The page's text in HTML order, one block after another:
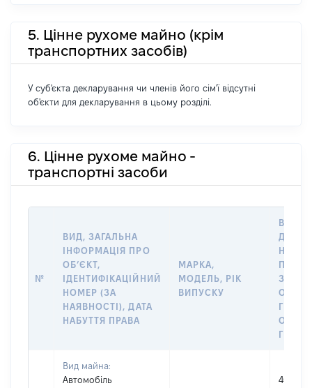
5. Цінне рухоме майно (крім
транспортних засобів)
У суб'єкта декларування чи членів його сім'ї відсутні
об'єкти для декларування в цьому розділі.
6. Цінне рухоме майно -
транспортні засоби
№
ВИД, ЗАГАЛЬНА
ІНФОРМАЦІЯ ПРО
ОБʼЄКТ,
ІДЕНТИФІКАЦІЙНИЙ
НОМЕР (ЗА
НАЯВНОСТІ), ДАТА
НАБУТТЯ ПРАВА
МАРКА,
МОДЕЛЬ, РІК
ВИПУСКУ
ДАТУ
ЗА
ГРН
Вид майна:
Автомобіль
40000